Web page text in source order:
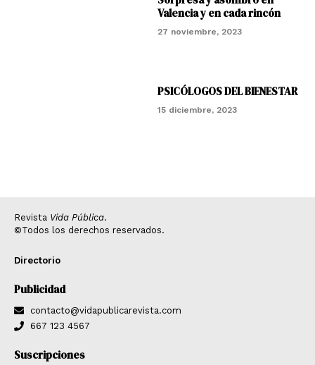
Valencia y en cada rincón
27 noviembre, 2023
PSICÓLOGOS DEL BIENESTAR
15 diciembre, 2023
Revista Vida Pública.
©Todos los derechos reservados.
Directorio
Publicidad
contacto@vidapublicarevista.com
667 123 4567
Suscripciones